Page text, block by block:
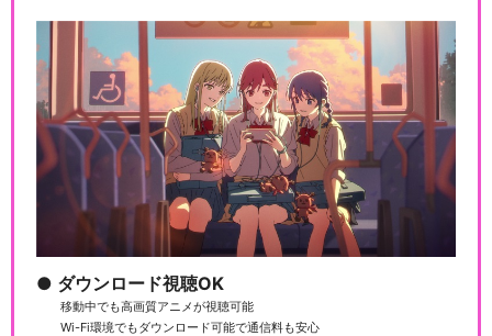
Fate/Grand Order -First…
Fate/Grand Order -MOON
L…
Fate/Grand Order -絶対魔獣
ダウンロード視聴OK
移動中でも高画質アニメが視聴可能
Wi-Fi環境でもダウンロード可能で通信料も安心